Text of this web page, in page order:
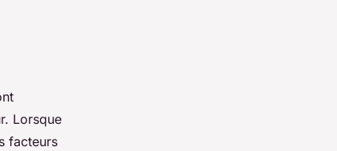
Lorsque
facteurs